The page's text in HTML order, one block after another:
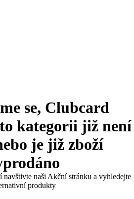
se, Clubcard
kategorii již není
je již zboží
navštivte naši Akční stránku a vyhledejte
produkty